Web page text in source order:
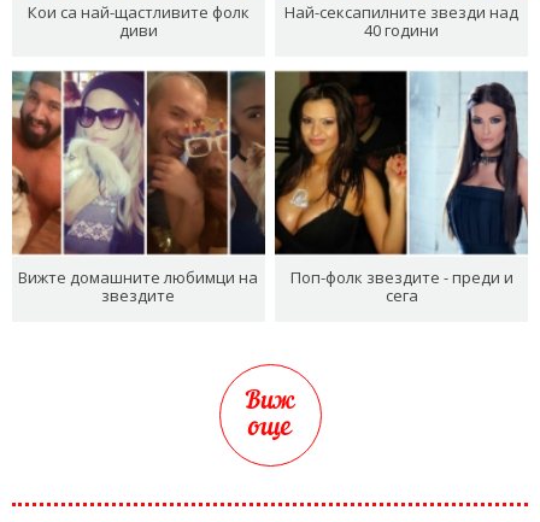
Кои са най-щастливите фолк
диви
Най-сексапилните звезди над
40 години
Вижте домашните любимци на
звездите
Поп-фолк звездите - преди и
сега
Виж
още